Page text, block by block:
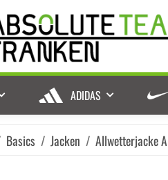
ADIDAS
Basics Jacken Allwetterjacke